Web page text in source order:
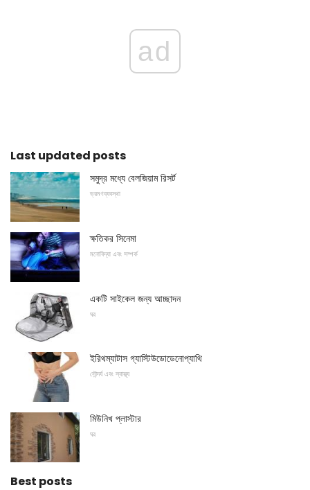
ad
Last updated posts
সমুদ্র মধ্যে বেলজিয়াম রিসর্ট
ভ্রমণব্যবস্থা
ক্ষতিকর সিনেমা
মনোবিদ্যা এবং সম্পর্ক
একটি সাইকেল জন্য আচ্ছাদন
ঘর
ইরিথম্যাটাস গ্যাস্টিউডোডেনোপ্যাথি
সৌন্দর্য এবং স্বাস্থ্য
মিউনিখ প্লাস্টার
ঘর
Best posts